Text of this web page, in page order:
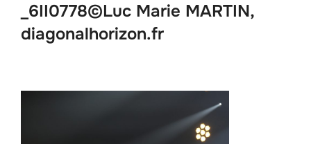
_6II0778©Luc Marie MARTIN,
diagonalhorizon.fr